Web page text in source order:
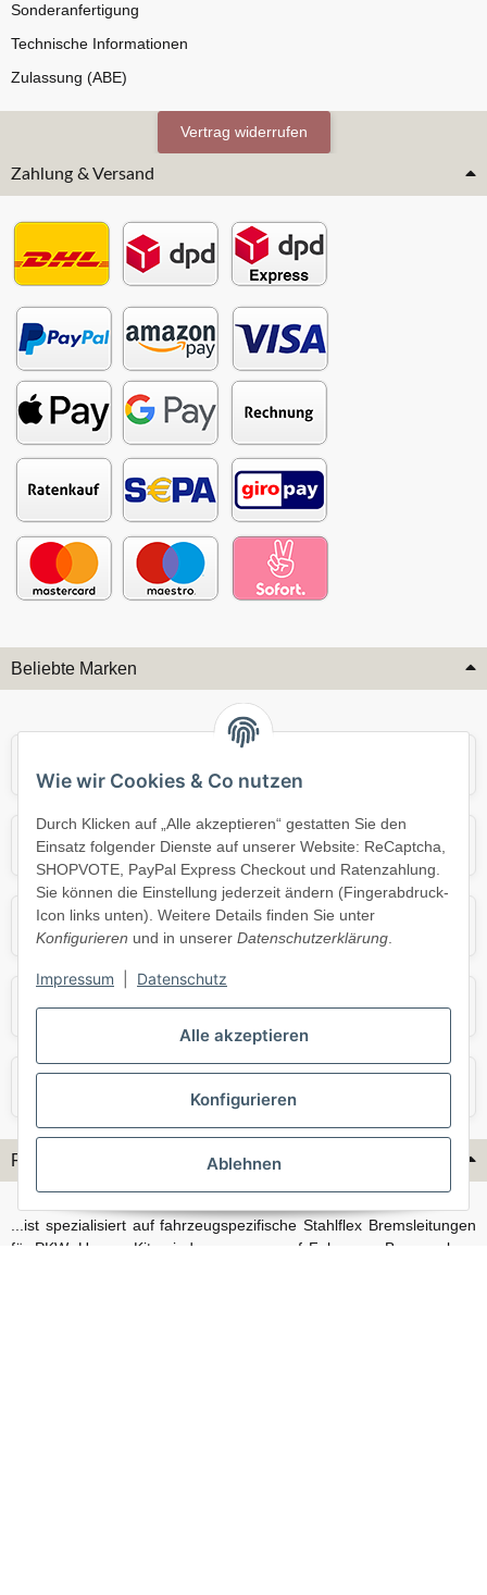
Alle akzeptieren
Konfigurieren
Ablehnen
Wie wir Cookies & Co nutzen
Durch Klicken auf „Alle akzeptieren“ gestatten Sie den
Einsatz folgender Dienste auf unserer Website: ReCaptcha,
SHOPVOTE, PayPal Express Checkout und Ratenzahlung.
Sie können die Einstellung jederzeit ändern (Fingerabdruck-
Icon links unten). Weitere Details finden Sie unter
Konfigurieren und in unserer Datenschutzerklärung.
Impressum Datenschutz
Sonderanfertigung
Technische Informationen
Zulassung (ABE)
Vertrag widerrufen
Zahlung & Versand
Beliebte Marken
Mercedes Mini
Opel Porsche
Skoda Smart
Flex-Hydraulik...
...ist spezialisiert auf fahrzeugspezifische Stahlflex Bremsleitungen
für PKW. Unsere Kits sind passgenau auf Fahrzeug, Bremsanlage